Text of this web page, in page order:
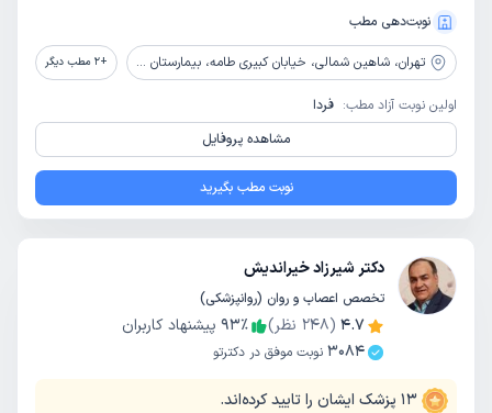
نوبت‌دهی مطب
تهران، شاهین شمالی، خیابان کبیری طامه، بیمارستان عرفان نیایش، طبقه دوم، کلینیک زنان +
2 مطب دیگر
اولین نوبت آزاد مطب: فردا
مشاهده پروفایل
نوبت مطب بگیرید
دکتر شیرزاد خیراندیش
تخصص اعصاب و روان (روانپزشکی)
4.7
(
248 نظر) 93٪
پیشنهاد کاربران
3084 نوبت موفق در دکترتو
13 پزشک ایشان را تایید کرده‌اند.